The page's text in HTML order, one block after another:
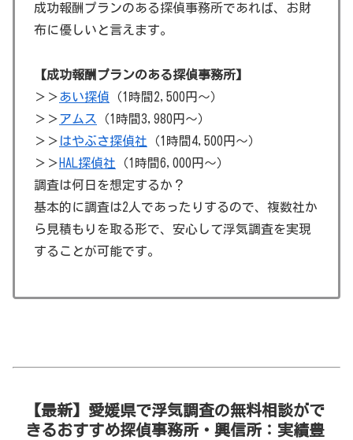
成功報酬プランのある探偵事務所であれば、お財
布に優しいと言えます。
【成功報酬プランのある探偵事務所】
＞＞あい探偵 （1時間2,500円～）
＞＞アムス
（1時間3,980円～）
＞＞ はやぶさ探偵社 （1時間4,500円～）
＞＞ HAL探偵社 （1時間6,000円～）
調査は何日を想定するか？
基本的に調査は2人であったりするので、複数社か
ら見積もりを取る形で、安心して浮気調査を実現
することが可能です。
【最新】愛媛県で浮気調査の無料相談がで
きるおすすめ探偵事務所・興信所：実績豊